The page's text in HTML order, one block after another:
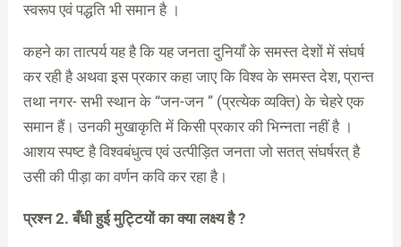
स्वरूप एवं पद्धति भी समान है ।
कहने का तात्पर्य यह है कि यह जनता दुनियाँ के समस्त देशों में संघर्ष
कर रही है अथवा इस प्रकार कहा जाए कि विश्व के समस्त देश, प्रान्त
तथा नगर- सभी स्थान के “जन-जन ” (प्रत्येक व्यक्ति) के चेहरे एक
समान हैं। उनकी मुखाकृति में किसी प्रकार की भिन्नता नहीं है ।
आशय स्पष्ट है विश्वबंधुत्व एवं उत्पीड़ित जनता जो सतत् संघर्षरत् है
उसी की पीड़ा का वर्णन कवि कर रहा है।
प्रश्न 2. बँधी हुई मुट्टियों का क्या लक्ष्य है ?